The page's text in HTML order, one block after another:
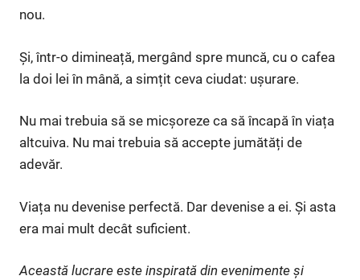
nou.
Și, într-o dimineață, mergând spre muncă, cu o cafea
la doi lei în mână, a simțit ceva ciudat: ușurare.
Nu mai trebuia să se micșoreze ca să încapă în viața
altcuiva. Nu mai trebuia să accepte jumătăți de
adevăr.
Viața nu devenise perfectă. Dar devenise a ei. Și asta
era mai mult decât suficient.
Această lucrare este inspirată din evenimente și